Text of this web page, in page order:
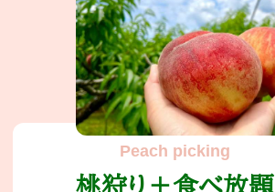
桃狩り＋食べ放題